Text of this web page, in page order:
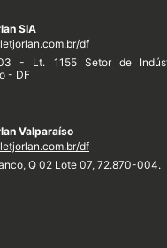
SIA
df
- Lt. 1155 Setor de
- DF
Valparaíso
df
Q 02 Lote 07, 72.870-004.